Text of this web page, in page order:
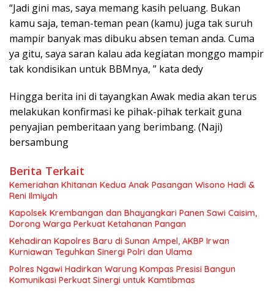
“Jadi gini mas, saya memang kasih peluang. Bukan
kamu saja, teman-teman pean (kamu) juga tak suruh
mampir banyak mas dibuku absen teman anda. Cuma
ya gitu, saya saran kalau ada kegiatan monggo mampir
tak kondisikan untuk BBMnya, ” kata dedy
Hingga berita ini di tayangkan Awak media akan terus
melakukan konfirmasi ke pihak-pihak terkait guna
penyajian pemberitaan yang berimbang. (Naji)
bersambung
Berita Terkait
Kemeriahan Khitanan Kedua Anak Pasangan Wisono Hadi &
Reni Ilmiyah
Kapolsek Krembangan dan Bhayangkari Panen Sawi Caisim,
Dorong Warga Perkuat Ketahanan Pangan
Kehadiran Kapolres Baru di Sunan Ampel, AKBP Irwan
Kurniawan Teguhkan Sinergi Polri dan Ulama
Polres Ngawi Hadirkan Warung Kompas Presisi Bangun
Komunikasi Perkuat Sinergi untuk Kamtibmas